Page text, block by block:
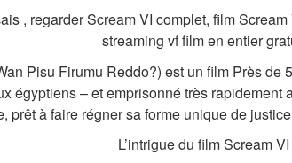
, regarder Scream VI complet, film
streaming vf film en entier
Pisu Firumu Reddo?) est un film Près de
égyptiens – et emprisonné très rapidement
prêt à faire régner sa forme unique de
L’intrigue du film Scream VI